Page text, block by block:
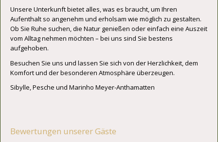
Unsere Unterkunft bietet alles, was es braucht, um Ihren
Aufenthalt so angenehm und erholsam wie möglich zu gestalten.
Ob Sie Ruhe suchen, die Natur genießen oder einfach eine Auszeit
vom Alltag nehmen möchten – bei uns sind Sie bestens
aufgehoben.
Besuchen Sie uns und lassen Sie sich von der Herzlichkeit, dem
Komfort und der besonderen Atmosphäre überzeugen.
Sibylle, Pesche und Marinho Meyer-Anthamatten
Bewertungen unserer Gäste